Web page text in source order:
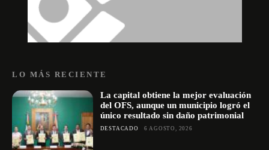
LO MÁS RECIENTE
La capital obtiene la mejor evaluación
del OFS, aunque un municipio logró el
único resultado sin daño patrimonial
DESTACADO 6 AGOSTO, 2026